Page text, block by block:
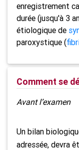
enregistrement
durée (jusqu'à 3
étiologique de
paroxystique (
Comment se
Avant l’examen
Un bilan
adressée, devra